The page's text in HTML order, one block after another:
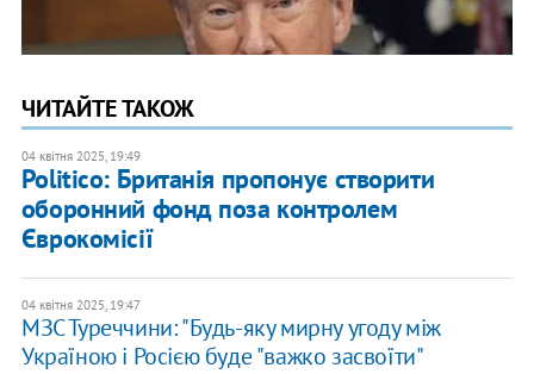
ЧИТАЙТЕ ТАКОЖ
04 квітня 2025, 19:49
Politico: Британія пропонує створити
оборонний фонд поза контролем
Єврокомісії
04 квітня 2025, 19:47
МЗС Туреччини: "Будь-яку мирну угоду між
Україною і Росією буде "важко засвоїти"